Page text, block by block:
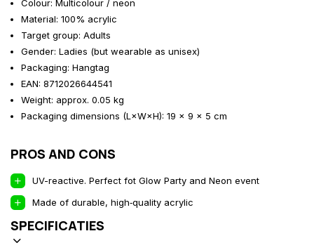
Colour: Multicolour / neon
Material: 100% acrylic
Target group: Adults
Gender: Ladies (but wearable as unisex)
Packaging: Hangtag
EAN: 8712026644541
Weight: approx. 0.05 kg
Packaging dimensions (L×W×H): 19 × 9 × 5 cm
PROS AND CONS
UV-reactive. Perfect fot Glow Party and Neon event
Made of durable, high‑quality acrylic
SPECIFICATIES